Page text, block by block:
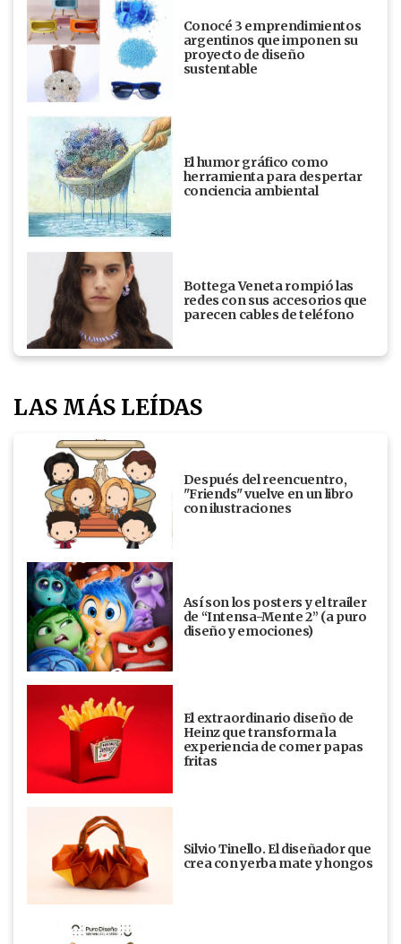
Conocé 3 emprendimientos
argentinos que imponen su
proyecto de diseño
sustentable
El humor gráfico como
herramienta para despertar
conciencia ambiental
Bottega Veneta rompió las
redes con sus accesorios que
parecen cables de teléfono
LAS MÁS LEÍDAS
Después del reencuentro,
"Friends" vuelve en un libro
con ilustraciones
Así son los posters y el trailer
de “Intensa-Mente 2” (a puro
diseño y emociones)
El extraordinario diseño de
Heinz que transforma la
experiencia de comer papas
fritas
Silvio Tinello. El diseñador que
crea con yerba mate y hongos